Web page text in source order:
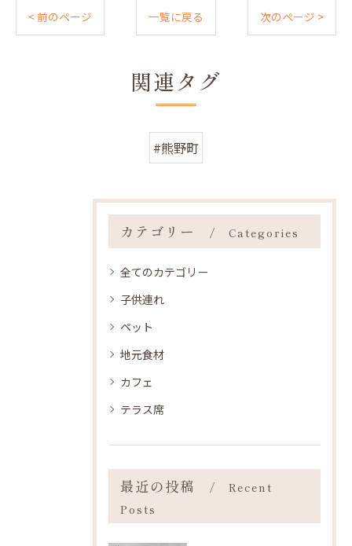
< 前のページ 一覧に戻る 次のページ >
関連タグ
#熊野町
カテゴリー Categories
全てのカテゴリー
子供連れ
ペット
地元食材
カフェ
テラス席
最近の投稿
Recent
Posts